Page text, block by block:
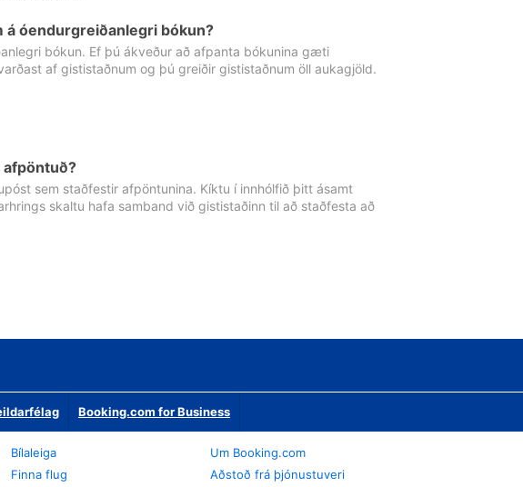
á óendurgreiðanlegri bókun?
bókun. Ef þú ákveður að afpanta bókunina gæti
af gististaðnum og þú greiðir gististaðnum öll aukagjöld.
sem staðfestir afpöntunina. Kíktu í innhólfið þitt ásamt
skaltu hafa samband við gististaðinn til að staðfesta að
Booking.com for Business
Bílaleiga
Finna flug
Um Booking.com
Aðstoð frá þjónustuveri